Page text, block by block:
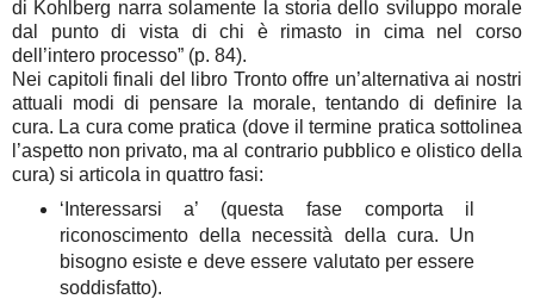
di Kohlberg narra solamente la storia dello sviluppo morale
dal punto di vista di chi è rimasto in cima nel corso
dell’intero processo” (p. 84).
Nei capitoli finali del libro Tronto offre un’alternativa ai nostri
attuali modi di pensare la morale, tentando di definire la
cura. La cura come pratica (dove il termine pratica sottolinea
l’aspetto non privato, ma al contrario pubblico e olistico della
cura) si articola in quattro fasi:
‘Interessarsi a’ (questa fase comporta il
riconoscimento della necessità della cura. Un
bisogno esiste e deve essere valutato per essere
soddisfatto).